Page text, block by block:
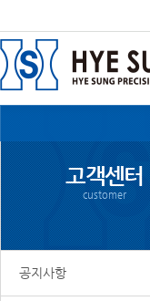
고객센터
customer
공지사항